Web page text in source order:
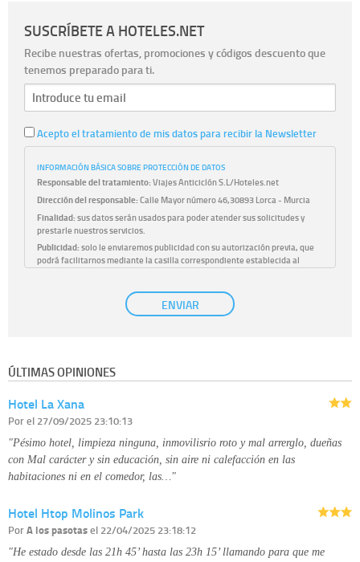
SUSCRÍBETE A HOTELES.NET
Recibe nuestras ofertas, promociones y códigos descuento que
tenemos preparado para ti.
Acepto el tratamiento de mis datos para recibir la Newsletter
INFORMACIÓN BÁSICA SOBRE PROTECCIÓN DE DATOS
Responsable del tratamiento:Viajes Anticiclón S.L/Hoteles.net
Dirección del responsable:Calle Mayor número 46,30893 Lorca - Murcia
Finalidad:sus datos serán usados para poder atender sus solicitudes y
prestarle nuestros servicios.
Publicidad:solo le enviaremos publicidad con su autorización previa, que
podrá facilitarnos mediante la casilla correspondiente establecida al
únicamente trataremos sus datos con su consentimiento
previo, que podrá facilitarnos mediante la casilla correspondiente
Derechos:tiene derecho a saber qué información tenemos sobre usted,
disponible en nuestra página web.
Información complementaria:
ENVIAR
ÚLTIMAS OPINIONES
Hotel La Xana
Porel 27/09/2025 23:10:13
"Pésimo hotel, limpieza ninguna, inmovilisrio roto y mal arrerglo, dueñas
con Mal carácter y sin educación, sin aire ni calefacción en las
habitaciones ni en el comedor, las…"
Hotel Htop Molinos Park
PorA los pasotasel 22/04/2025 23:18:12
"He estado desde las 21h 45’ hasta las 23h 15’ llamando para que me